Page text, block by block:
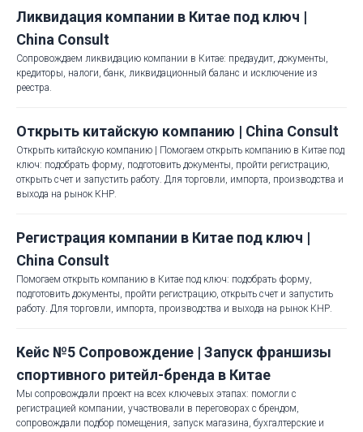
Ликвидация компании в Китае под ключ |
China Consult
Сопровождаем ликвидацию компании в Китае: предаудит, документы,
кредиторы, налоги, банк, ликвидационный баланс и исключение из
реестра.
Открыть китайскую компанию | China Consult
Открыть китайскую компанию | Помогаем открыть компанию в Китае под
ключ: подобрать форму, подготовить документы, пройти регистрацию,
открыть счет и запустить работу. Для торговли, импорта, производства и
выхода на рынок КНР.
Регистрация компании в Китае под ключ |
China Consult
Помогаем открыть компанию в Китае под ключ: подобрать форму,
подготовить документы, пройти регистрацию, открыть счет и запустить
работу. Для торговли, импорта, производства и выхода на рынок КНР.
Кейс №5 Сопровождение | Запуск франшизы
спортивного ритейл-бренда в Китае
Мы сопровождали проект на всех ключевых этапах: помогли с
регистрацией компании, участвовали в переговорах с брендом,
сопровождали подбор помещения, запуск магазина, бухгалтерские и